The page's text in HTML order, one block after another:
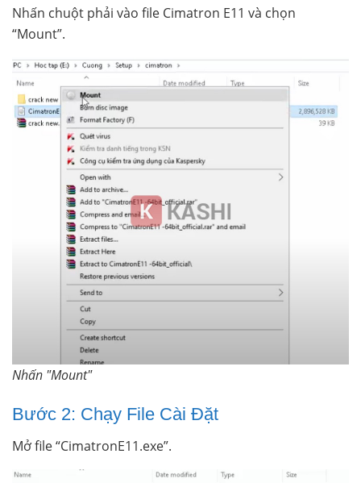
Nhấn chuột phải vào file Cimatron E11 và chọn
“Mount”.
Nhấn "Mount"
Bước 2: Chạy File Cài Đặt
Mở file “CimatronE11.exe”.